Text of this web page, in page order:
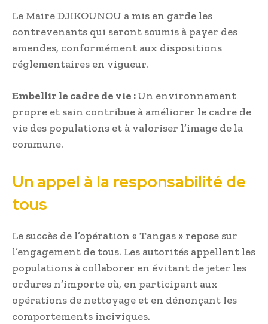
Le Maire DJIKOUNOU a mis en garde les
contrevenants qui seront soumis à payer des
amendes, conformément aux dispositions
réglementaires en vigueur.
Embellir le cadre de vie :Un environnement
propre et sain contribue à améliorer le cadre de
vie des populations et à valoriser l’image de la
commune.
Un appel à la responsabilité de
tous
Le succès de l’opération « Tangas » repose sur
l’engagement de tous. Les autorités appellent les
populations à collaborer en évitant de jeter les
ordures n’importe où, en participant aux
opérations de nettoyage et en dénonçant les
comportements inciviques.